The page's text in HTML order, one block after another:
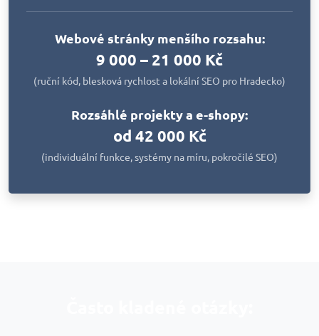
Webové stránky menšího rozsahu:
9 000 – 21 000 Kč
(ruční kód, blesková rychlost a lokální SEO pro Hradecko)
Rozsáhlé projekty a e-shopy:
od 42 000 Kč
(individuální funkce, systémy na míru, pokročilé SEO)